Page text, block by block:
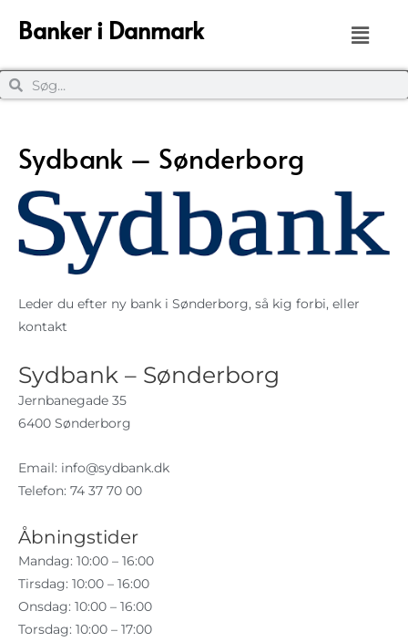
Banker i Danmark
Sydbank – Sønderborg
Leder du efter ny bank i Sønderborg, så kig forbi, eller
kontakt
Sydbank – Sønderborg
Jernbanegade 35
6400 Sønderborg
Email: info@sydbank.dk
Telefon: 74 37 70 00
Åbningstider
Mandag: 10:00 – 16:00
Tirsdag: 10:00 – 16:00
Onsdag: 10:00 – 16:00
Torsdag: 10:00 – 17:00